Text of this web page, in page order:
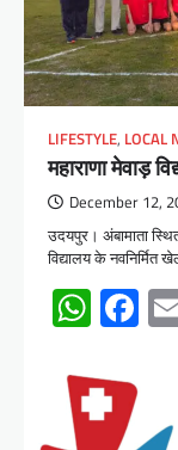
LIFESTYLE, LOCAL
महाराणा मेवाड़
December 12,
उदयपुर। अंबामाता स्थित
विद्यालय के नवनिर्मित